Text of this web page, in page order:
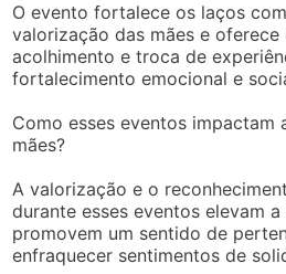
O evento fortalece os laços
valorização das mães e oferece
acolhimento e troca de
fortalecimento emocional e
Como esses eventos impactam
mães?
A valorização e o
durante esses eventos elevam
promovem um sentido de
enfraquecer sentimentos de